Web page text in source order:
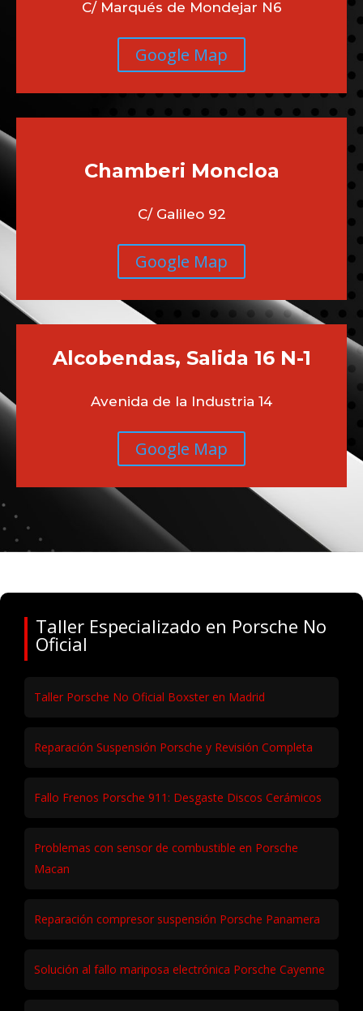
C/ Marqués de Mondejar N6
Google Map
Chamberi Moncloa
C/ Galileo 92
Google Map
Alcobendas, Salida 16 N-1
Avenida de la Industria 14
Google Map
Taller Especializado en Porsche No
Oficial
Taller Porsche No Oficial Boxster en Madrid
Reparación Suspensión Porsche y Revisión Completa
Fallo Frenos Porsche 911: Desgaste Discos Cerámicos
Problemas con sensor de combustible en Porsche
Macan
Reparación compresor suspensión Porsche Panamera
Solución al fallo mariposa electrónica Porsche Cayenne